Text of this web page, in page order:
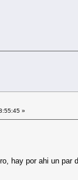
»
hay por ahi un